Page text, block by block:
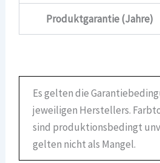
Produktgarantie (Jahre)
Es gelten die
jeweiligen Herstellers.
sind produktionsbedingt
gelten nicht als Mangel.